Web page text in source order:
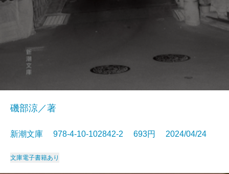
磯部涼／著
新潮文庫 978-4-10-102842-2 693円 2024/04/24
文庫電子書籍あり